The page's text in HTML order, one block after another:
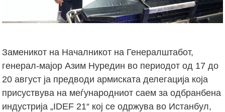
Заменикот на Началникот на Генералштабот,
генерал-мајор Азим Нуредин во периодот од 17 до
20 август ја предводи армиската делегација која
присуствува на меѓународниот саем за одбранбена
индустрија „IDEF 21“ кој се одржува во Истанбул,